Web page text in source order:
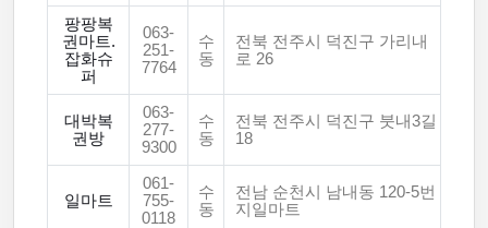
팡팡복
권마트.
잡화슈
퍼
063-
251-
7764
수
동
전북 전주시 덕진구 가리내
로 26
대박복
권방
063-
277-
9300
수
동
전북 전주시 덕진구 붓내3길
18
일마트
061-
755-
0118
수
동
전남 순천시 남내동 120-5번
지일마트